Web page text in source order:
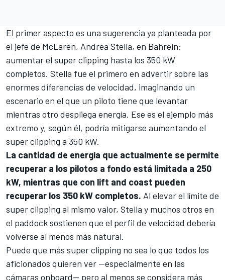
El primer aspecto es una sugerencia ya planteada por
el jefe de McLaren, Andrea Stella, en Bahrein:
aumentar el super clipping hasta los 350 kW
completos. Stella fue el primero en advertir sobre las
enormes diferencias de velocidad, imaginando un
escenario en el que un piloto tiene que levantar
mientras otro despliega energía. Ese es el ejemplo más
extremo y, según él, podría mitigarse aumentando el
super clipping a 350 kW.
La cantidad de energía que actualmente se permite
recuperar a los pilotos a fondo está limitada a 250
kW, mientras que con lift and coast pueden
recuperar los 350 kW completos. Al elevar el límite de
super clipping al mismo valor, Stella y muchos otros en
el paddock sostienen que el perfil de velocidad debería
volverse al menos más natural.
Puede que más super clipping no sea lo que todos los
aficionados quieren ver —especialmente en las
cámaras onboard— pero al menos se considera más